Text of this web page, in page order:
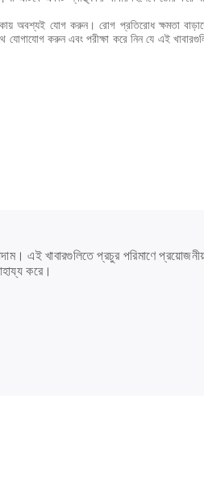
অবশ্যই যোগ করুন। রোগ প্রতিরোধ ক্ষমতা
করুন এবং পরীক্ষা করে নিন যে এই
এই খাবারগুলিতে প্রচুর পরিমাণে প্রয়োজনীয়
করে।